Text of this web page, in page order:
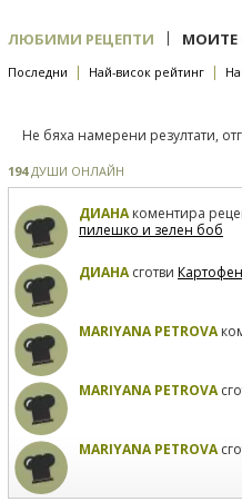
ЛЮБИМИ РЕЦЕПТИ | МОИТЕ
Последни | Най-висок рейтинг |
Не бяха намерени резултати,
194ДУШИ ОНЛАЙН
ДИАНАкоментира
пилешко и зелен боб
ДИАНАсготви
MARIYANA PETROVA
MARIYANA PETROVA
MARIYANA PETROVA